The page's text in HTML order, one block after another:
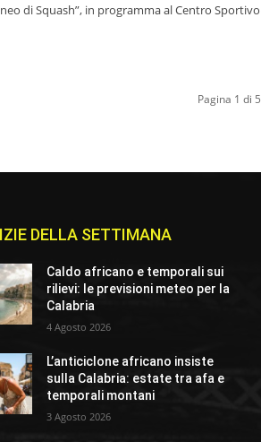
di Squash”, in programma al Centro Sportivo
Pagina 1 di 5
DELLA SETTIMANA
Caldo africano e temporali sui
rilievi: le previsioni meteo per la
Calabria
4 Agosto 2026
L’anticiclone africano insiste
sulla Calabria: estate tra afa e
temporali montani
3 Agosto 2026